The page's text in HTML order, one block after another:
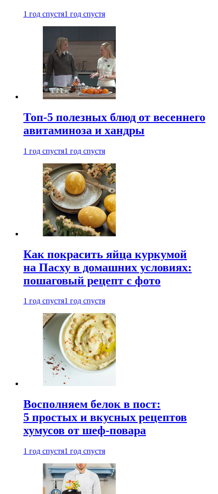
1 год спустя1 год спустя
Топ-5 полезных блюд от весеннего
авитаминоза и хандры
1 год спустя1 год спустя
Как покрасить яйца куркумой
на Пасху в домашних условиях:
пошаговый рецепт с фото
1 год спустя1 год спустя
Восполняем белок в пост:
5 простых и вкусных рецептов
хумусов от шеф-повара
1 год спустя1 год спустя